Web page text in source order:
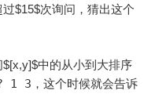
$15$次询问，猜出这个
$[x,y]$中的从小到大排序
1 3 ，这个时候就会告诉